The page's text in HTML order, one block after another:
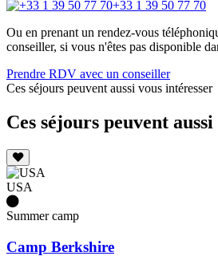
+33 1 39 50 77 70
Ou en prenant un rendez-vous
conseiller, si vous n'êtes pas disponible
Prendre RDV avec un conseiller
Ces séjours peuvent aussi vous intéresser
Ces séjours peuvent
USA
Summer camp
Camp Berkshire